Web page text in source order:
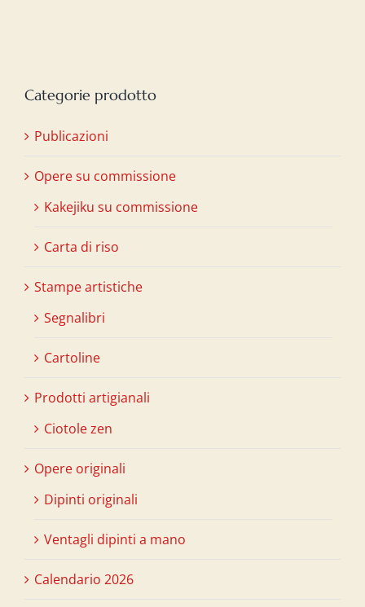
Categorie prodotto
Publicazioni
Opere su commissione
Kakejiku su commissione
Carta di riso
Stampe artistiche
Segnalibri
Cartoline
Prodotti artigianali
Ciotole zen
Opere originali
Dipinti originali
Ventagli dipinti a mano
Calendario 2026